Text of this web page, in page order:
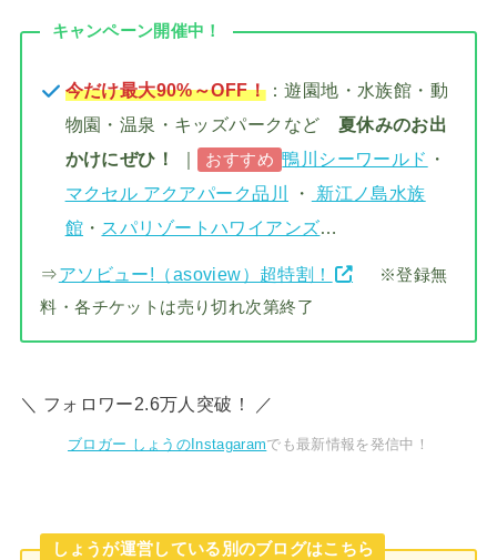
キャンペーン開催中！
今だけ最大90%～OFF！：遊園地・水族館・動
物園・温泉・キッズパークなど 夏休みのお出
かけにぜひ！
｜ おすすめ 鴨川シーワールド ・
マクセル アクアパーク品川
・
新江ノ島水族
館 ・ スパリゾートハワイアンズ…
⇒アソビュー!（asoview）超特割！
※登録無
料・各チケットは売り切れ次第終了
＼ フォロワー2.6万人突破！ ／
ブロガー しょうのInstagaramでも最新情報を発信中！
しょうが運営している別のブログはこちら